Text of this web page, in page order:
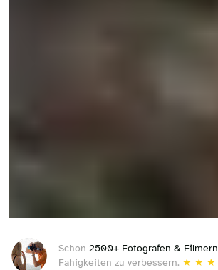
Schon 2500+ Fotografen & Filmern
Fähigkeiten zu verbessern. ★ ★ ★